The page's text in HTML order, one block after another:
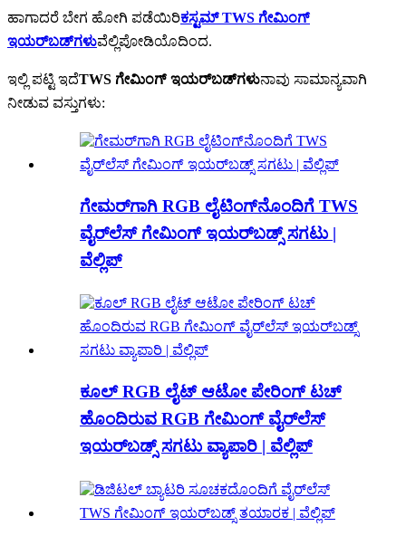
ಹಾಗಾದರೆ ಬೇಗ ಹೋಗಿ ಪಡೆಯಿರಿಕಸ್ಟಮ್ TWS ಗೇಮಿಂಗ್
ಇಯರ್‌ಬಡ್‌ಗಳುವೆಲ್ಲಿಪೋಡಿಯೊದಿಂದ.
ಇಲ್ಲಿ ಪಟ್ಟಿ ಇದೆTWS ಗೇಮಿಂಗ್ ಇಯರ್‌ಬಡ್‌ಗಳುನಾವು ಸಾಮಾನ್ಯವಾಗಿ
ನೀಡುವ ವಸ್ತುಗಳು:
ಗೇಮರ್‌ಗಾಗಿ RGB ಲೈಟಿಂಗ್‌ನೊಂದಿಗೆ TWS
ವೈರ್‌ಲೆಸ್ ಗೇಮಿಂಗ್ ಇಯರ್‌ಬಡ್ಸ್ ಸಗಟು |
ವೆಲ್ಲಿಪ್
ಕೂಲ್ RGB ಲೈಟ್ ಆಟೋ ಪೇರಿಂಗ್ ಟಚ್
ಹೊಂದಿರುವ RGB ಗೇಮಿಂಗ್ ವೈರ್‌ಲೆಸ್
ಇಯರ್‌ಬಡ್ಸ್ ಸಗಟು ವ್ಯಾಪಾರಿ | ವೆಲ್ಲಿಪ್